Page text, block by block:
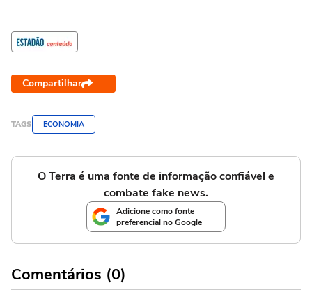
Compartilhar
TAGS ECONOMIA
O Terra é uma fonte de informação confiável e
combate fake news.
Adicione como fonte
preferencial no Google
Comentários (0)